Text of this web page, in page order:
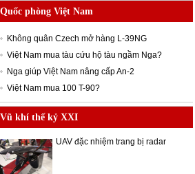
Quốc phòng Việt Nam
Không quân Czech mở hàng L-39NG
Việt Nam mua tàu cứu hộ tàu ngầm Nga?
Nga giúp Việt Nam nâng cấp An-2
Việt Nam mua 100 T-90?
Vũ khí thế kỷ XXI
UAV đặc nhiệm trang bị radar